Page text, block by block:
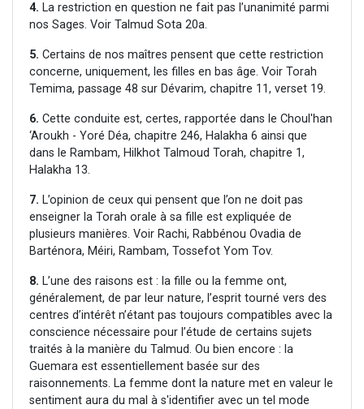
4. La restriction en question ne fait pas l’unanimité parmi
nos Sages. Voir Talmud Sota 20a.
5. Certains de nos maîtres pensent que cette restriction
concerne, uniquement, les filles en bas âge. Voir Torah
Temima, passage 48 sur Dévarim, chapitre 11, verset 19.
6. Cette conduite est, certes, rapportée dans le Choul'han
‘Aroukh - Yoré Déa, chapitre 246, Halakha 6 ainsi que
dans le Rambam, Hilkhot Talmoud Torah, chapitre 1,
Halakha 13.
7. L’opinion de ceux qui pensent que l’on ne doit pas
enseigner la Torah orale à sa fille est expliquée de
plusieurs manières. Voir Rachi, Rabbénou Ovadia de
Barténora, Méiri, Rambam, Tossefot Yom Tov.
8. L’une des raisons est : la fille ou la femme ont,
généralement, de par leur nature, l’esprit tourné vers des
centres d’intérêt n’étant pas toujours compatibles avec la
conscience nécessaire pour l’étude de certains sujets
traités à la manière du Talmud. Ou bien encore : la
Guemara est essentiellement basée sur des
raisonnements. La femme dont la nature met en valeur le
sentiment aura du mal à s'identifier avec un tel mode